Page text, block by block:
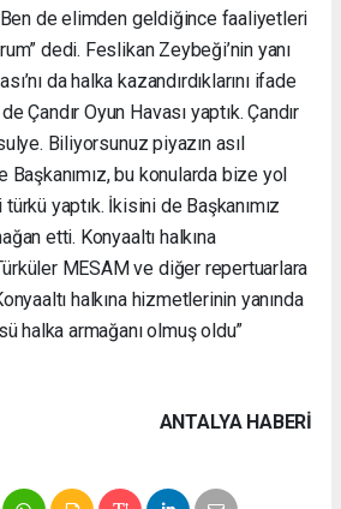
Ben de elimden geldiğince faaliyetleri
dedi. Feslikan Zeybeği’nin yanı
da halka kazandırdıklarını ifade
Çandır Oyun Havası yaptık. Çandır
Biliyorsunuz piyazın asıl
bu konularda bize yol
yaptık. İkisini de Başkanımız
etti. Konyaaltı halkına
MESAM ve diğer repertuarlara
halkına hizmetlerinin yanında
halka armağanı olmuş oldu”
ANTALYA HABERİ